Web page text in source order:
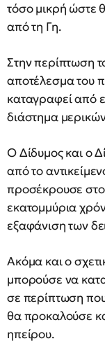
τόσο μικρή ώστε
από τη Γη.
Στην περίπτωση
αποτέλεσμα του
καταγραφεί από
διάστημα
Ο Δίδυμος και ο
από το
προσέκρουσε
εκατομμύρια
εξαφάνιση των
Ακόμα και ο
μπορούσε να
σε περίπτωση
θα προκαλούσε
ηπείρου.